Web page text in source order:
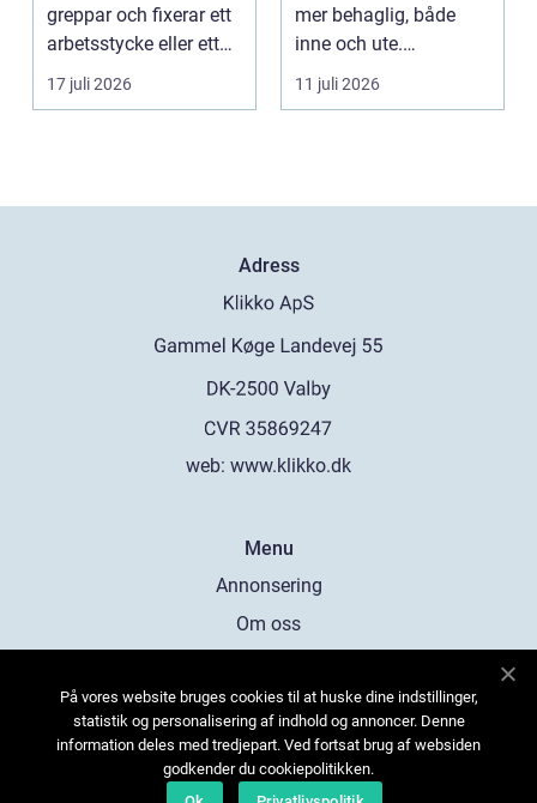
greppar och fixerar ett
arbetsstycke eller ett
verktyg, oftast i...
17 juli 2026
mer behaglig, både
inne och ute.
Somrarna kan vara
varma, ...
11 juli 2026
Adress
web: www.klikko.dk
Menu
Annonsering
Om oss
Kontakta oss
Sitemap
På vores website bruges cookies til at huske dine indstillinger,
statistik og personalisering af indhold og annoncer. Denne
information deles med tredjepart. Ved fortsat brug af websiden
godkender du cookiepolitikken.